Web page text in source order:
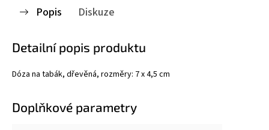
Popis Diskuze
Detailní popis produktu
Dóza na tabák, dřevěná, rozměry: 7 x 4,5 cm
Doplňkové parametry